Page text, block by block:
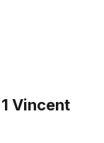
Vincent